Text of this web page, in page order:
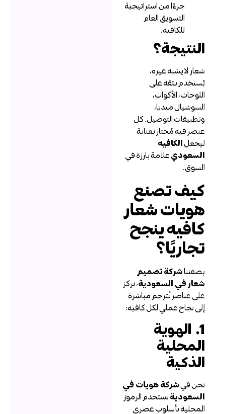
جزءًا من استراتيجية
التسويق العام
للكافيه.
النتيجة؟
شعار لا يشبه غيره،
يُستخدم بثقة على
اللوحات، الأكواب،
السوشيال ميديا،
وتطبيقات التوصيل. كل
عنصر فيه مُختار بعناية
ليجعلالكافيه
السعوديعلامة بارزة في
السوق.
كيف تصنع
هويات شعار
كافيه ينجح
تجاريًا؟
بصفتناشركة تصميم
شعار في السعودية، نركز
على عناصر تُترجم مباشرة
إلى نجاح عملي لكل كافيه:
1. الهوية
المحلية
الذكية
نحن فيشركة هويات في
السعوديةنستخدم الرموز
المحلية بأسلوب عصري